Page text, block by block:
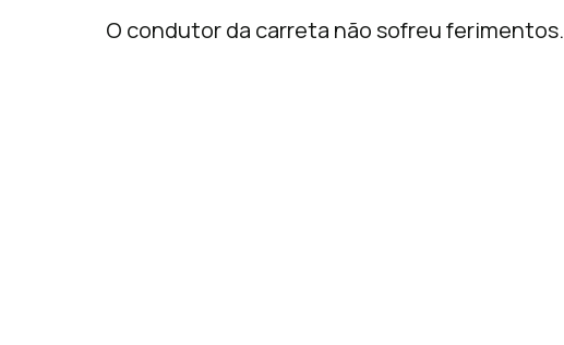
O condutor da carreta não sofreu ferimentos.